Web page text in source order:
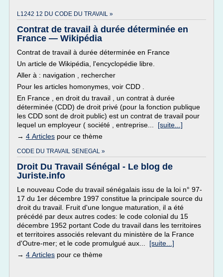
L1242 12 DU CODE DU TRAVAIL »
Contrat de travail à durée déterminée en
France — Wikipédia
Contrat de travail à durée déterminée en France
Un article de Wikipédia, l'encyclopédie libre.
Aller à : navigation , rechercher
Pour les articles homonymes, voir CDD .
En France , en droit du travail , un contrat à durée
déterminée (CDD) de droit privé (pour la fonction publique
les CDD sont de droit public) est un contrat de travail pour
lequel un employeur ( société , entreprise... [suite...]
→ 4 Articles pour ce thème
CODE DU TRAVAIL SENEGAL »
Droit Du Travail Sénégal - Le blog de
Juriste.info
Le nouveau Code du travail sénégalais issu de la loi n° 97-
17 du 1er décembre 1997 constitue la principale source du
droit du travail. Fruit d'une longue maturation, il a été
précédé par deux autres codes: le code colonial du 15
décembre 1952 portant Code du travail dans les territoires
et territoires associés relevant du ministère de la France
d'Outre-mer; et le code promulgué aux... [suite...]
→ 4 Articles pour ce thème